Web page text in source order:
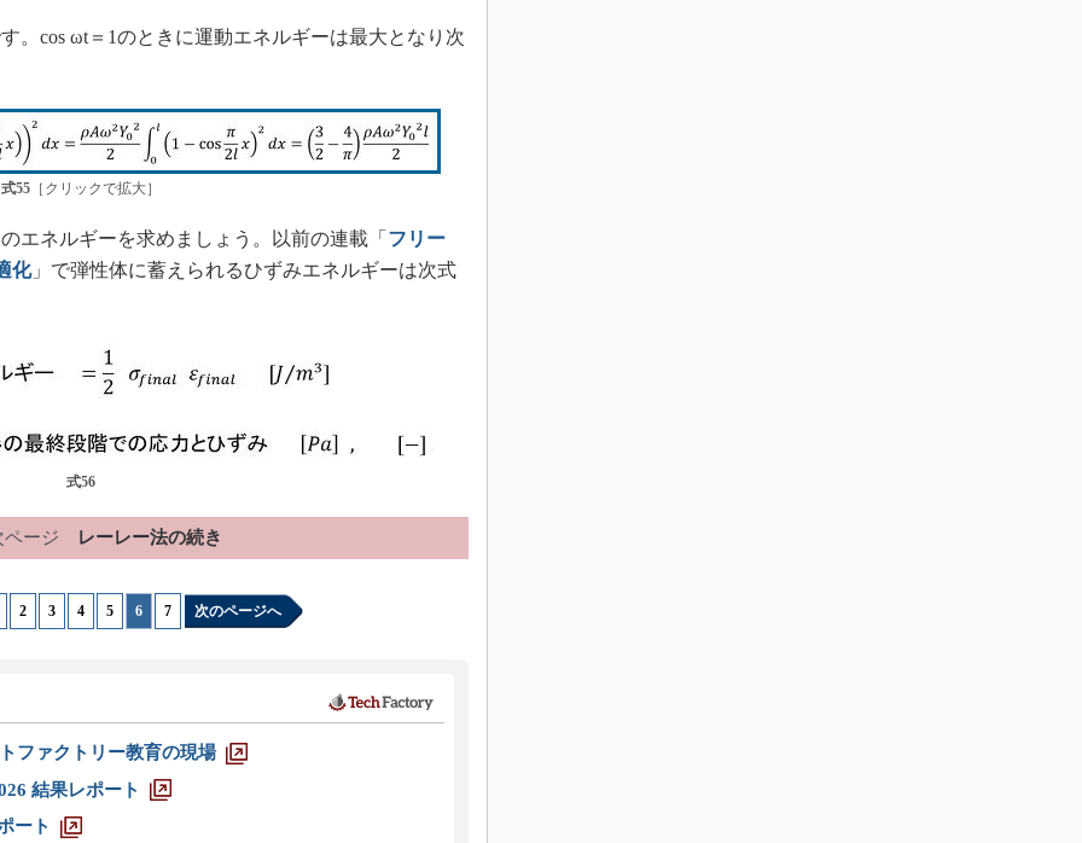
cos ωt＝1のときに運動エネルギーは最大となり次
式55［クリックで拡大］
ネルギーを求めましょう。以前の連載「 フリー
化」で弾性体に蓄えられるひずみエネルギーは次式
式56
ページ レーレー法の続き
2 3 4 5 6 7 次のページへ
ファクトリー教育の現場
結果レポート
ート